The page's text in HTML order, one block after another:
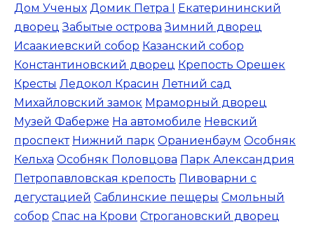
Дом Ученых Домик Петра I Екатерининский
дворец Забытые острова Зимний дворец
Исаакиевский собор Казанский собор
Константиновский дворец Крепость Орешек
Кресты Ледокол Красин Летний сад
Михайловский замок Мраморный дворец
Музей Фаберже На автомобиле Невский
проспект Нижний парк Ораниенбаум Особняк
Кельха Особняк Половцова Парк Александрия
Петропавловская крепость Пивоварни с
дегустацией Саблинские пещеры Смольный
собор Спас на Крови Строгановский дворец